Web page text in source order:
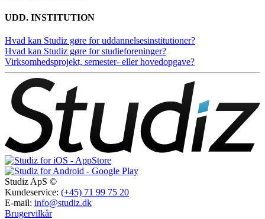
UDD. INSTITUTION
Hvad kan Studiz gøre for uddannelsesinstitutioner?
Hvad kan Studiz gøre for studieforeninger?
Virksomhedsprojekt, semester- eller hovedopgave?
Studiz ApS ©
Kundeservice: (+45) 71 99 75 20
E-mail: info@studiz.dk
Brugervilkår